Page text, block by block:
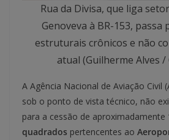
Rua da Divisa, que liga
Genoveva à BR-153,
estruturais crônicos e não
atual (Guilherme Alves /
A Agência Nacional de Aviação Civil
sob o ponto de vista técnico, não
para a cessão de aproximadamente
quadrados pertencentes ao